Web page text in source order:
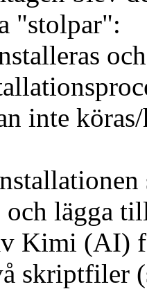
"stolpar":
inte
och lägga
Kimi (AI)
skriptfiler